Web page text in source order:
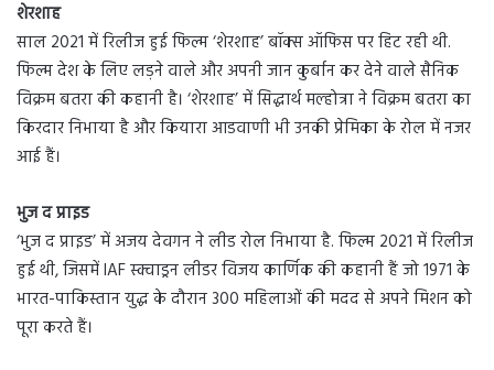
शेरशाह
साल 2021 में रिलीज हुई फिल्म ‘शेरशाह’ बॉक्स ऑफिस पर हिट रही थी.
फिल्म देश के लिए लड़ने वाले और अपनी जान कुर्बान कर देने वाले सैनिक
विक्रम बतरा की कहानी है। ‘शेरशाह’ में सिद्धार्थ मल्होत्रा ने विक्रम बतरा का
किरदार निभाया है और कियारा आडवाणी भी उनकी प्रेमिका के रोल में नजर
आई हैं।
भुज द प्राइड
‘भुज द प्राइड’ में अजय देवगन ने लीड रोल निभाया है. फिल्म 2021 में रिलीज
हुई थी, जिसमें IAF स्क्वाड्रन लीडर विजय कार्णिक की कहानी हैं जो 1971 के
भारत-पाकिस्तान युद्ध के दौरान 300 महिलाओं की मदद से अपने मिशन को
पूरा करते हैं।